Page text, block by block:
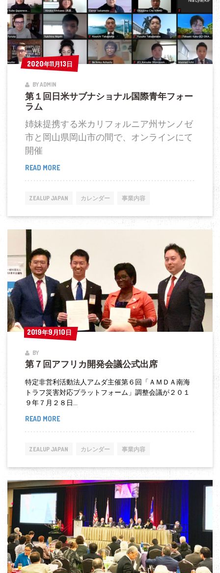
シ
ョ
ナ
ル
国
際
年
ォ
ー
ム
2020年11月13日
2020年11月13日
BY ADMIN
第１回日米サブナショナル国際青年フォー
ラム
姉妹提携する米カリフォルニア州サンノゼ
市と岡山県岡山市の間で、オンラインにて
開催
READ MORE第
１
回
ョ
ナ
ル
国
際
年
フ
ォ
ー
ラ
ム
ZEALUP JAPAN カレンダー 事業内容
2019年9月10日
2019年9月10日
BY
第７回アフリカ開発会議公式出席
特定非営利活動法人アムダ主催第６回「ＡＭＤＡ南海
トラフ災害対応プラットフォーム」調整会議が２０１
９年７月２８日...
READ MORE第
７
回
フ
リ
開
発
会
議
公
ZEALUP JAPAN カレンダー 事業内容